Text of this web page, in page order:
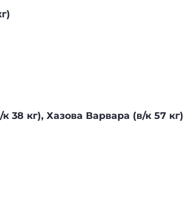
кг), Хазова Варвара (в/к 57 кг)
кг)